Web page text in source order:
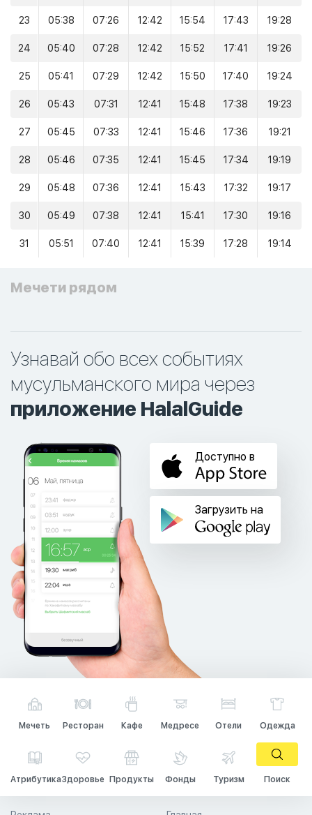
23 05:38 07:26 12:42 15:54 17:43 19:28
24 05:40 07:28 12:42 15:52 17:41 19:26
25 05:41 07:29 12:42 15:50 17:40 19:24
26 05:43 07:31 12:41 15:48 17:38 19:23
27 05:45 07:33 12:41 15:46 17:36 19:21
28 05:46 07:35 12:41 15:45 17:34 19:19
29 05:48 07:36 12:41 15:43 17:32 19:17
30 05:49 07:38 12:41 15:41 17:30 19:16
31 05:51 07:40 12:41 15:39 17:28 19:14
Мечети рядом
Узнавай обо всех событиях
мусульманского мира через
приложение HalalGuide
Доступно в
Загрузить на
Мечеть Ресторан Кафе Медресе Отели Одежда
АтрибутикаЗдоровье Продукты Фонды Туризм Поиск